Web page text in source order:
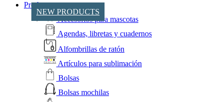
NEW PRODUCTS
Productos
Accesorios para mascotas
Agendas, libretas y cuadernos
Alfombrillas de ratón
Artículos para sublimación
Bolsas
Bolsas mochilas